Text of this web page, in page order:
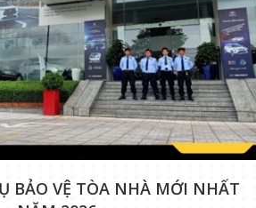
BẢO VỆ TÒA NHÀ MỚI NHẤT